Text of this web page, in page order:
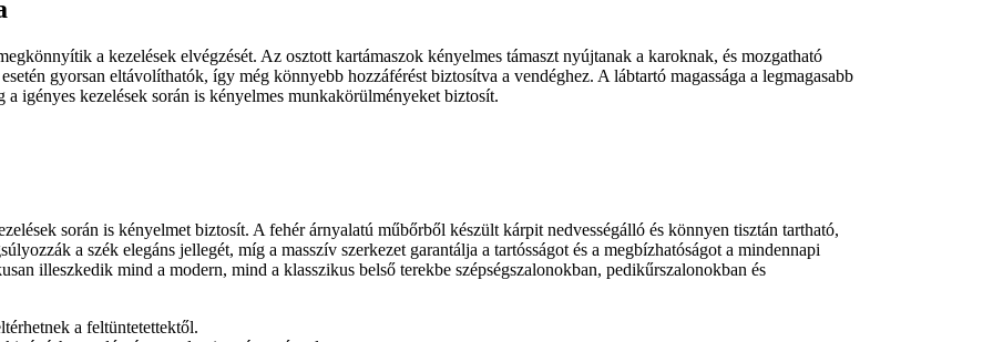
a kezelések elvégzését. Az osztott kartámaszok kényelmes támaszt nyújtanak a karoknak, és mozgatható
gyorsan eltávolíthatók, így még könnyebb hozzáférést biztosítva a vendéghez. A lábtartó magassága a legmagasabb
igényes kezelések során is kényelmes munkakörülményeket biztosít.
során is kényelmet biztosít. A fehér árnyalatú műbőrből készült kárpit nedvességálló és könnyen tisztán tartható,
a szék elegáns jellegét, míg a masszív szerkezet garantálja a tartósságot és a megbízhatóságot a mindennapi
illeszkedik mind a modern, mind a klasszikus belső terekbe szépségszalonokban, pedikűrszalonokban és
a feltüntetettektől.